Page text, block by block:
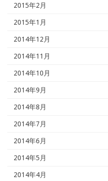
2015年2月
2015年1月
2014年12月
2014年11月
2014年10月
2014年9月
2014年8月
2014年7月
2014年6月
2014年5月
2014年4月